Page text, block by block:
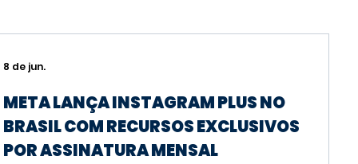
META LANÇA INSTAGRAM PLUS NO
BRASIL COM RECURSOS EXCLUSIVOS
POR ASSINATURA MENSAL
8 de jun.